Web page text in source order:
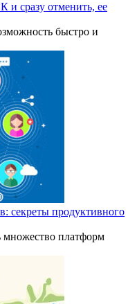
и сразу отменить, ее
быстро и
секреты продуктивного
множество платформ